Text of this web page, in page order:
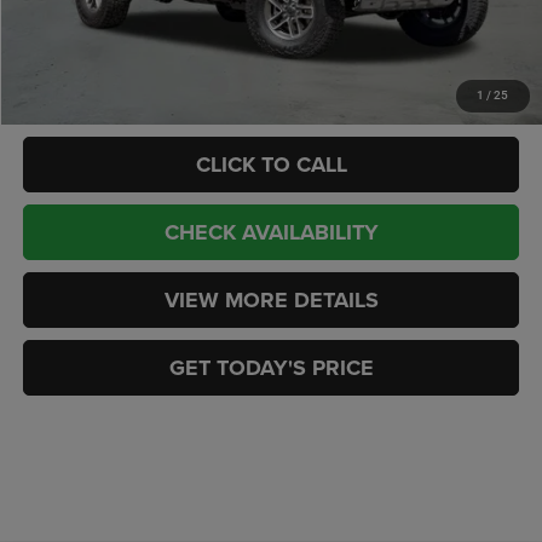
1 / 25
CASA PRICE
$54,188
-$2,000
CLICK TO CALL
CHECK AVAILABILITY
VIEW MORE DETAILS
GET TODAY'S PRICE